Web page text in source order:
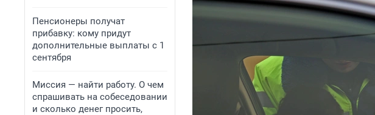
Пенсионеры получат
прибавку: кому придут
дополнительные выплаты с 1
сентября
Миссия — найти работу. О чем
спрашивать на собеседовании
и сколько денег просить,